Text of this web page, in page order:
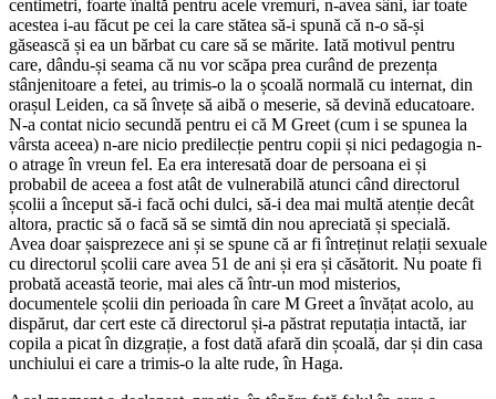
centimetri, foarte înaltă pentru acele vremuri, n-avea sâni, iar toate
acestea i-au făcut pe cei la care stătea să-i spună că n-o să-și
găsească și ea un bărbat cu care să se mărite. Iată motivul pentru
care, dându-și seama că nu vor scăpa prea curând de prezența
stânjenitoare a fetei, au trimis-o la o școală normală cu internat, din
orașul Leiden, ca să învețe să aibă o meserie, să devină educatoare.
N-a contat nicio secundă pentru ei că M Greet (cum i se spunea la
vârsta aceea) n-are nicio predilecție pentru copii și nici pedagogia n-
o atrage în vreun fel. Ea era interesată doar de persoana ei și
probabil de aceea a fost atât de vulnerabilă atunci când directorul
școlii a început să-i facă ochi dulci, să-i dea mai multă atenție decât
altora, practic să o facă să se simtă din nou apreciată și specială.
Avea doar șaisprezece ani și se spune că ar fi întreținut relații sexuale
cu directorul școlii care avea 51 de ani și era și căsătorit. Nu poate fi
probată această teorie, mai ales că într-un mod misterios,
documentele școlii din perioada în care M Greet a învățat acolo, au
dispărut, dar cert este că directorul și-a păstrat reputația intactă, iar
copila a picat în dizgrație, a fost dată afară din școală, dar și din casa
unchiului ei care a trimis-o la alte rude, în Haga.